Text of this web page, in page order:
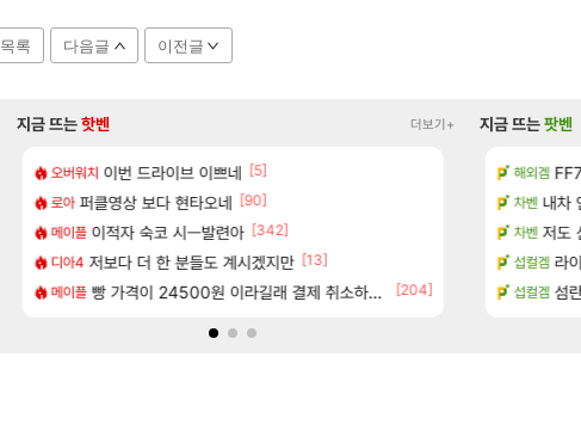
목록 다음글 이전글
지금 뜨는핫벤 더보기+
오버워치 이번 드라이브 이쁘네 [5]
로아 퍼클영상 보다 현타오네 [90]
메이플 이적자 숙코 시ㅡ발련아 [342]
디아4 저보다 더 한 분들도 계시겠지만 [13]
메이플 빵 가격이 24500원 이라길래 결제 취소하고 나왔다 [204]
FCO 의외로
로아 너넨 대
디아4 (15시
디아4 Ptr신
메이플 게이
지금 뜨는팟벤
해외겜 스위치2판 ‘몬헌 와일즈’, 30~40fps 목표 추정
여행 7년만에 가족여행을 다녀왔습니다.
아스오라 「에린」 컨셉 포스터 공개
비스트 쿠를 먼저 보내서 기습하는 법
리싱크드 리싱크드 1.06 패치노트 (8/5)
해외겜
차벤 내차
차벤 저도
섭컬겜 라
섭컬겜 섬